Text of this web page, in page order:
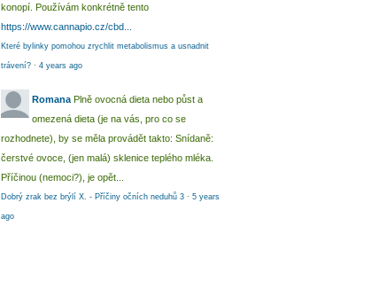
konopí. Používám konkrétně tento
https://www.cannapio.cz/cbd...
Které bylinky pomohou zrychlit metabolismus a usnadnit
trávení? · 4 years ago
Romana Plně ovocná dieta nebo půst a
omezená dieta (je na vás, pro co se
rozhodnete), by se měla provádět takto: Snídaně:
čerstvé ovoce, (jen malá) sklenice teplého mléka.
Příčinou (nemoci?), je opět...
Dobrý zrak bez brýlí X. - Příčiny očních neduhů 3 · 5 years
ago